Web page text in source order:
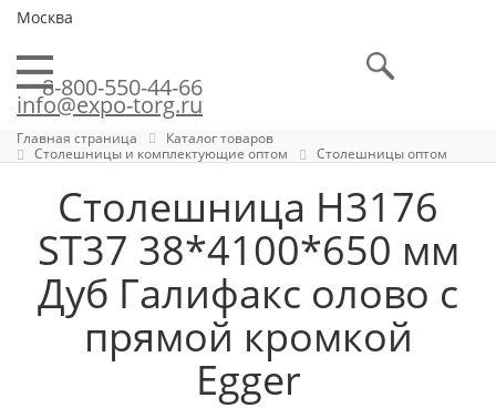
Москва
8-800-550-44-66
info@expo-torg.ru
Главная страница
Каталог товаров
Столешницы и комплектующие оптом
Столешницы оптом
Столешница H3176
ST37 38*4100*650 мм
Дуб Галифакс олово с
прямой кромкой
Egger